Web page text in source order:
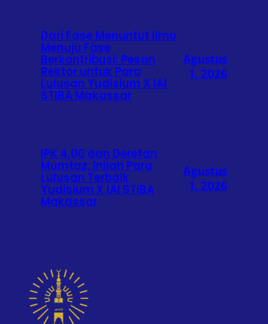
Dari Fase Menuntut Ilmu
Menuju Fase
Berkontribusi: Pesan
Rektor untuk Para
Lulusan Yudisium X IAI
STIBA Makassar
Agustus
1, 2026
IPK 4,00 dan Deretan
Mumtaz: Inilah Para
Lulusan Terbaik
Yudisium X IAI STIBA
Makassar
Agustus
1, 2026